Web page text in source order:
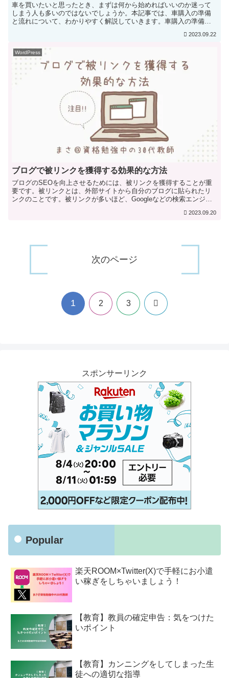
車を買いたいと思ったとき、まずは何から始めればいいのか迷って
しまう人も多いのではないでしょうか。本記事では、車購入の準備
と流れについて、わかりやすく解説していきます。車購入の準備車
2023.09.22
WordPress
ブログで被リンクを獲得する効果的な方法
ブログのSEOを向上させるためには、被リンクを獲得することが重
要です。被リンクとは、外部サイトから自分のブログに貼られたリ
ンクのことです。被リンクが多いほど、Googleなどの検索エンジン
2023.09.20
次のページ
1 2 3 次
スポンサーリンク
Popular
楽天ROOM×Twitter(X)で手軽にお小遣
い稼ぎをしちゃいましょう！
【教育】教員の確定申告：気をつけた
いポイント
【教育】カンニングをしてしまった生
徒への適切な指導